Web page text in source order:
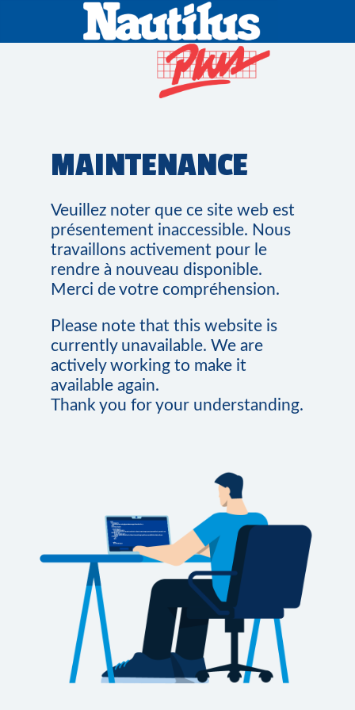
MAINTENANCE
Veuillez noter que ce site web est
présentement inaccessible. Nous
travaillons activement pour le
rendre à nouveau disponible.
Merci de votre compréhension.
Please note that this website is
currently unavailable. We are
actively working to make it
available again.
Thank you for your understanding.